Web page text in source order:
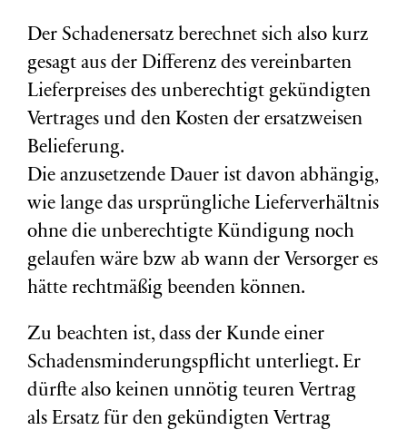
Der Schadenersatz berechnet sich also kurz
gesagt aus der Differenz des vereinbarten
Lieferpreises des unberechtigt gekündigten
Vertrages und den Kosten der ersatzweisen
Belieferung.
Die anzusetzende Dauer ist davon abhängig,
wie lange das ursprüngliche Lieferverhältnis
ohne die unberechtigte Kündigung noch
gelaufen wäre bzw ab wann der Versorger es
hätte rechtmäßig beenden können.
Zu beachten ist, dass der Kunde einer
Schadensminderungspflicht unterliegt. Er
dürfte also keinen unnötig teuren Vertrag
als Ersatz für den gekündigten Vertrag